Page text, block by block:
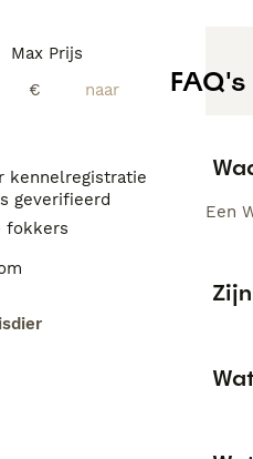
Max Prijs
€
kennelregistratie
geverifieerd
fokkers
FAQ's
Een